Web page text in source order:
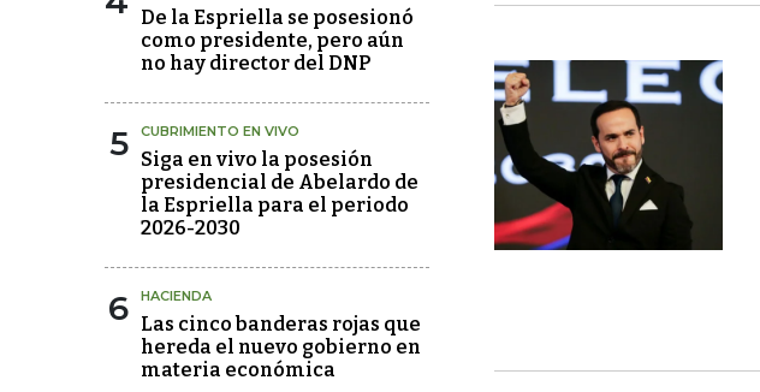
De la Espriella se posesionó
como presidente, pero aún
no hay director del DNP
5 CUBRIMIENTO EN VIVO
Siga en vivo la posesión
presidencial de Abelardo de
la Espriella para el periodo
2026-2030
6 HACIENDA
Las cinco banderas rojas que
hereda el nuevo gobierno en
materia económica